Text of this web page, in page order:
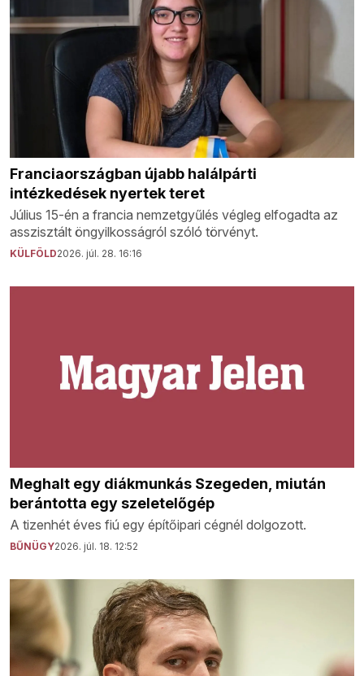
Franciaországban újabb halálpárti
intézkedések nyertek teret
Július 15-én a francia nemzetgyűlés végleg elfogadta az
asszisztált öngyilkosságról szóló törvényt.
KÜLFÖLD2026. júl. 28. 16:16
Meghalt egy diákmunkás Szegeden, miután
berántotta egy szeletelőgép
A tizenhét éves fiú egy építőipari cégnél dolgozott.
BŰNÜGY2026. júl. 18. 12:52